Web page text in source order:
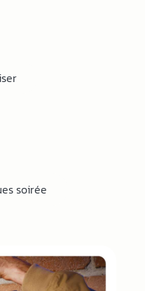
soirée